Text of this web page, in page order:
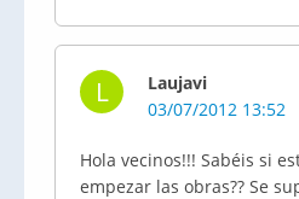
L
Laujavi
03/07/2012 13:52
Hola vecinos!!! Sabéis si
empezar las obras?? Se